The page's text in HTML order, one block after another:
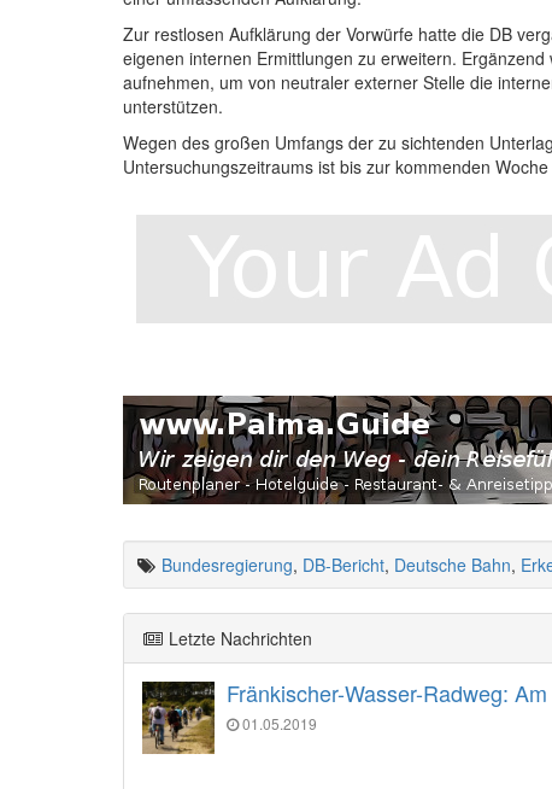
Zur restlosen Aufklärung der Vorwürfe hatte die DB
eigenen internen Ermittlungen zu erweitern.
aufnehmen, um von neutraler externer Stelle die
unterstützen.
Wegen des großen Umfangs der zu sichtenden
Untersuchungszeitraums ist bis zur kommenden
Bundesregierung, DB-Bericht, Deutsche Bahn,
Letzte Nachrichten
Fränkischer-Wasser-Radweg:
01.05.2019